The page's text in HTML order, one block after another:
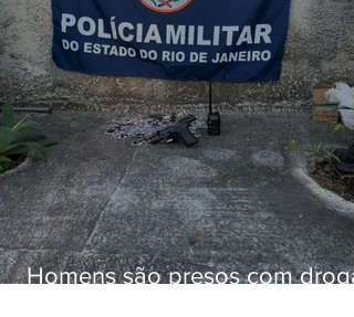
Homens são presos com